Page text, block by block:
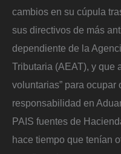
cambios en su cúpula
sus directivos de más
dependiente de la
Tributaria (AEAT), y que
voluntarias” para ocupar
responsabilidad en
PAIS fuentes de
hace tiempo que tenían